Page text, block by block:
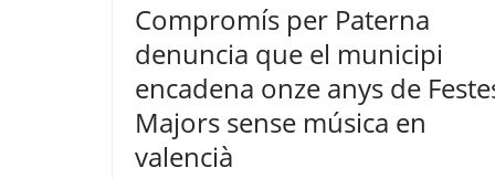
Compromís per Paterna
denuncia que el municipi
encadena onze anys de
Majors sense música en
valencià